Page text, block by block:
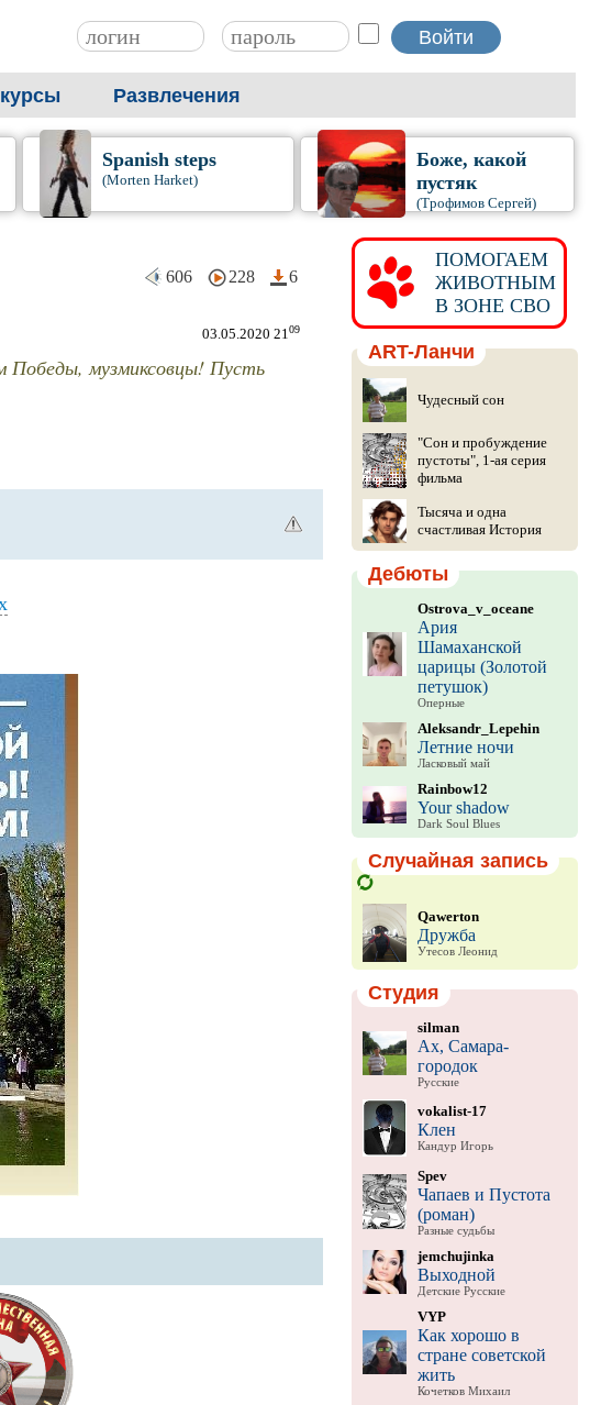
Развлечения
Spanish steps
(Morten Harket)
Боже, какой
пустяк
(Трофимов Сергей)
606 228 6
03.05.2020 2109
музмиксовцы! Пусть
ПОМОГАЕМ
ЖИВОТНЫМ
В ЗОНЕ СВО
ART-Ланчи
Чудесный сон
"Сон и пробуждение
пустоты", 1-ая серия
фильма
Тысяча и одна
счастливая История
Дебюты
Ostrova_v_oceane
Ария
Шамаханской
царицы (Золотой
петушок)
Оперные
Aleksandr_Lepehin
Летние ночи
Ласковый май
Rainbow12
Your shadow
Dark Soul Blues
Случайная запись
Qawerton
Дружба
Утесов Леонид
Студия
silman
Ах, Самара-
городок
Русские
vokalist-17
Клен
Кандур Игорь
Spev
Чапаев и Пустота
(роман)
Разные судьбы
jemchujinka
Выходной
Детские Русские
VYP
Как хорошо в
стране советской
жить
Кочетков Михаил